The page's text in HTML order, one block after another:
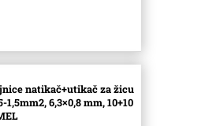
natikač+utikač za žicu
1,5mm2, 6,3×0,8 mm, 10+10